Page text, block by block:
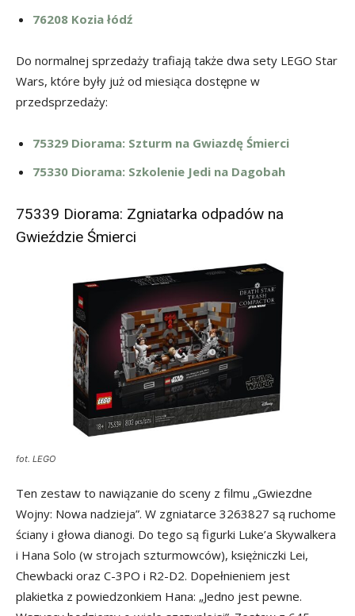
76208 Kozia łódź
Do normalnej sprzedaży trafiają także dwa sety LEGO Star
Wars, które były już od miesiąca dostępne w
przedsprzedaży:
75329 Diorama: Szturm na Gwiazdę Śmierci
75330 Diorama: Szkolenie Jedi na Dagobah
75339 Diorama: Zgniatarka odpadów na
Gwieździe Śmierci
fot. LEGO
Ten zestaw to nawiązanie do sceny z filmu „Gwiezdne
Wojny: Nowa nadzieja”. W zgniatarce 3263827 są ruchome
ściany i głowa dianogi. Do tego są figurki Luke’a Skywalkera
i Hana Solo (w strojach szturmowców), księżniczki Lei,
Chewbacki oraz C-3PO i R2-D2. Dopełnieniem jest
plakietka z powiedzonkiem Hana: „Jedno jest pewne.